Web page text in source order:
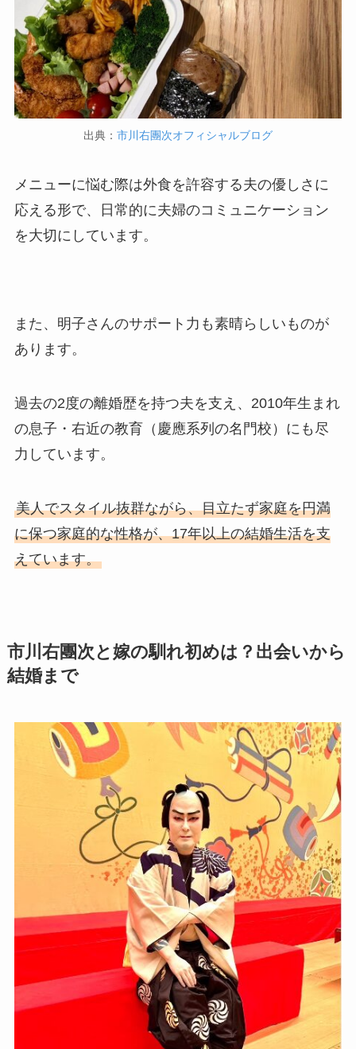
出典： 市川右團次オフィシャルブログ
メニューに悩む際は外食を許容する夫の優しさに
応える形で、日常的に夫婦のコミュニケーション
を大切にしています。
また、明子さんのサポート力も素晴らしいものが
あります。
過去の2度の離婚歴を持つ夫を支え、2010年生まれ
の息子・右近の教育（慶應系列の名門校）にも尽
力しています。
美人でスタイル抜群ながら、目立たず家庭を円満
に保つ家庭的な性格が、17年以上の結婚生活を支
えています。
市川右團次と嫁の馴れ初めは？出会いから
結婚まで